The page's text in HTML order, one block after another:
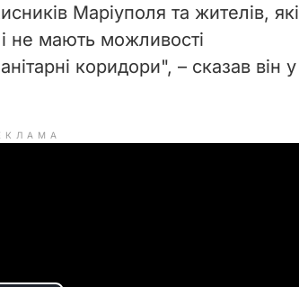
Маріуполя та жителів, які
не мають можливості
коридори", – сказав він у